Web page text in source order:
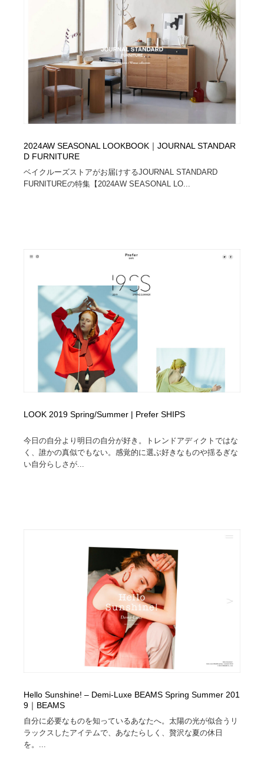
2024AW SEASONAL LOOKBOOK｜JOURNAL STANDAR
D FURNITURE
ベイクルーズストアがお届けするJOURNAL STANDARD
FURNITUREの特集【2024AW SEASONAL LO...
LOOK 2019 Spring/Summer | Prefer SHIPS
今日の自分より明日の自分が好き。トレンドアディクトではな
く、誰かの真似でもない。感覚的に選ぶ好きなものや揺るぎな
い自分らしさが...
Hello Sunshine! – Demi-Luxe BEAMS Spring Summer 201
9｜BEAMS
自分に必要なものを知っているあなたへ。太陽の光が似合うリ
ラックスしたアイテムで、あなたらしく、贅沢な夏の休日
を。...